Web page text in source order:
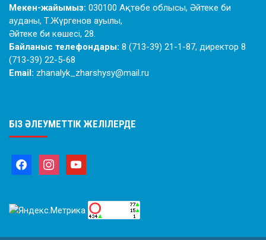
Мекен-жайымыз: 030100 Ақтөбе облысы, Әйтеке би
ауданы, Т.Жүргенов ауылы,
Әйтеке би көшесі, 28.
Байланыс телефондары: 8 (713-39) 21-1-87, директор 8
(713-39) 22-5-68
Email: zhanalyk_zharshysy@mail.ru
БІЗ ӘЛЕУМЕТТІК ЖЕЛІЛЕРДЕ